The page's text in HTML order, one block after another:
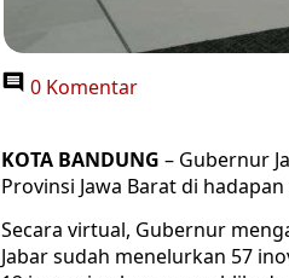
0 Komentar
KOTA BANDUNG – Gubernur
Provinsi Jawa Barat di
Secara virtual, Gubernur
Jabar sudah menelurkan 57